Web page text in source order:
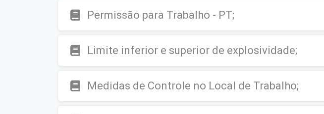
Permissão para Trabalho - PT;
Limite inferior e superior de explosividade;
Medidas de Controle no Local de Trabalho;